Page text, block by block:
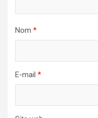
Nom *
E-mail *